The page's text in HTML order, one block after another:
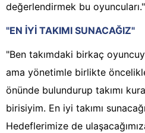
değerlendirmek bu oyuncuları."
"EN İYİ TAKIMI SUNACAĞIZ"
"Ben takımdaki birkaç
ama yönetimle birlikte
önünde bulundurup takımı
birisiyim. En iyi takımı
Hedeflerimize de